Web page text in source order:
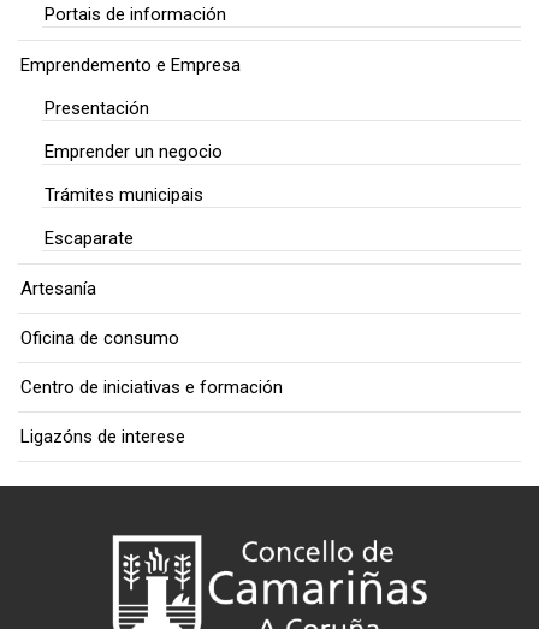
Portais de información
Emprendemento e Empresa
Presentación
Emprender un negocio
Trámites municipais
Escaparate
Artesanía
Oficina de consumo
Centro de iniciativas e formación
Ligazóns de interese